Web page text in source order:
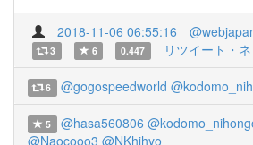
2018-11-06 06:55:16
3 6 0.447 リツイート・
6 @gogospeedworld
5 @hasa560806
@Naocooo3 @NKhihyo